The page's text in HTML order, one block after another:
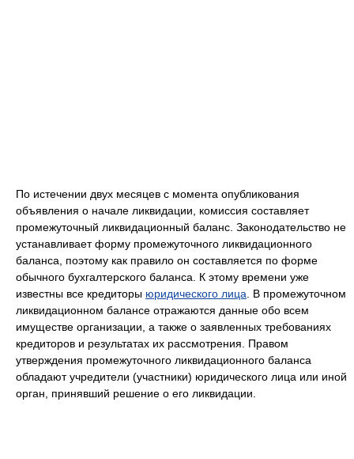
По истечении двух месяцев с момента опубликования
объявления о начале ликвидации, комиссия составляет
промежуточный ликвидационный баланc. Законодательство не
устанавливает форму промежуточного ликвидационного
баланса, поэтому как правило он составляется по форме
обычного бухгалтерского баланса. К этому времени уже
известны все кредиторы юридического лица. В промежуточном
ликвидационном балансе отражаются данные обо всем
имуществе организации, а также о заявленных требованиях
кредиторов и результатах их рассмотрения. Правом
утверждения промежуточного ликвидационного баланса
обладают учредители (участники) юридического лица или иной
орган, принявший решение о его ликвидации.